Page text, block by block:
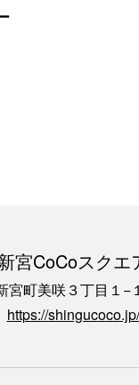
宮CoCoスクエ
宮町美咲３丁目１−
https://shingucoco.jp/